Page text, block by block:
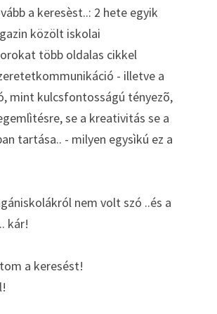
a keresèst..: 2 hete egyik
közölt iskolai
több oldalas cikkel
- illetve a
mint kulcsfontosságú tényezõ,
se a kreativitás se a
tartása.. - milyen egysìkú ez a
nem volt szó ..és a
kár!
a keresést!